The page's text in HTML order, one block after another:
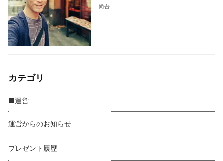
尚吾
カテゴリ
■運営
運営からのお知らせ
プレゼント履歴